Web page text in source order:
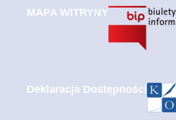
MAPA WITRYNY
Deklaracja Dostępności